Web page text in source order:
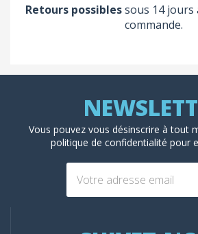
Retours possiblessous 14 jours
commande.
Vous pouvez vous désinscrire à tout
politique de confidentialité pour